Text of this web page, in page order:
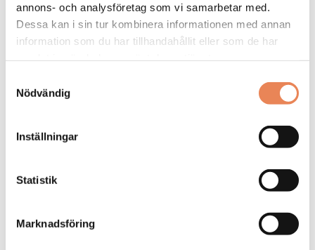
annons- och analysföretag som vi samarbetar med.
Dessa kan i sin tur kombinera informationen med annan
information som du har tillhandahållit eller som de har
Nödvändig
Inställningar
Statistik
Marknadsföring
DAGAR KVAR:
27
Kock